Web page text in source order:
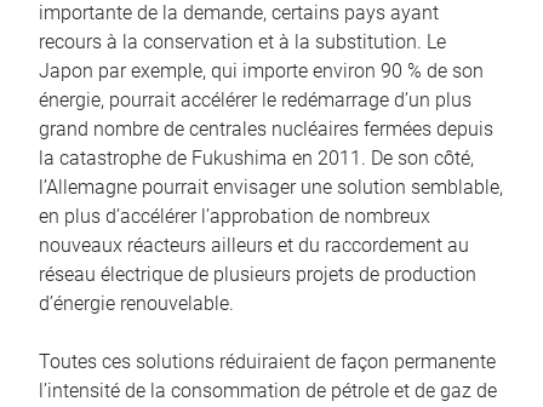
importante de la demande, certains pays ayant
recours à la conservation et à la substitution. Le
Japon par exemple, qui importe environ 90 % de son
énergie, pourrait accélérer le redémarrage d’un plus
grand nombre de centrales nucléaires fermées depuis
la catastrophe de Fukushima en 2011. De son côté,
l’Allemagne pourrait envisager une solution semblable,
en plus d’accélérer l’approbation de nombreux
nouveaux réacteurs ailleurs et du raccordement au
réseau électrique de plusieurs projets de production
d’énergie renouvelable.
Toutes ces solutions réduiraient de façon permanente
l’intensité de la consommation de pétrole et de gaz de